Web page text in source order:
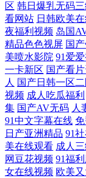
在线视频观看高清
洲欧美精品爱 91n永
国产色站 久久嫩草
玖撸撸 91精品视频
综合激情 自拍31区
成人网站 老色鬼导
区 韩日爆乳无码三
看网站 日韩欧美
夜福利视频 岛国
精品色色视屏 国
美喷水影院 91爱
一卡新区 国产看
人 国产日韩一区
视频 成人吃瓜福利
集 国产AV无码 人
91中文字幕在线
日产亚洲精品 91
美在线观看 成人
网豆花视频 91福
女在线视频 欧美